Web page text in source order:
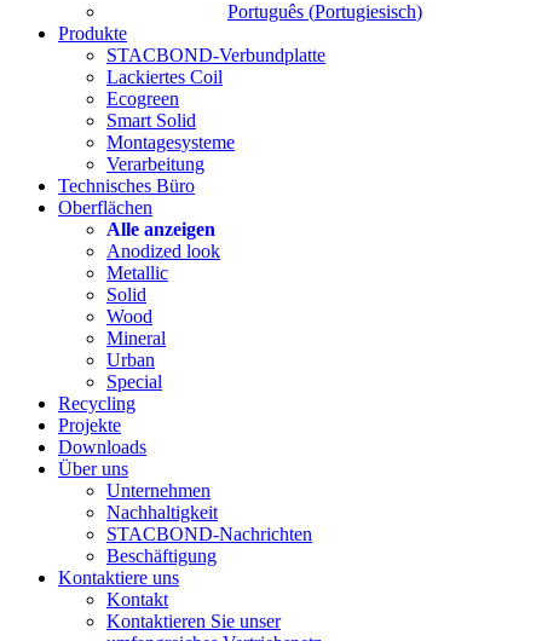
Português (Portugiesisch)
Produkte
STACBOND-Verbundplatte
Lackiertes Coil
Ecogreen
Smart Solid
Montagesysteme
Verarbeitung
Technisches Büro
Oberflächen
Alle anzeigen
Anodized look
Metallic
Solid
Wood
Mineral
Urban
Special
Recycling
Projekte
Downloads
Über uns
Unternehmen
Nachhaltigkeit
STACBOND-Nachrichten
Beschäftigung
Kontaktiere uns
Kontakt
Kontaktieren Sie unser